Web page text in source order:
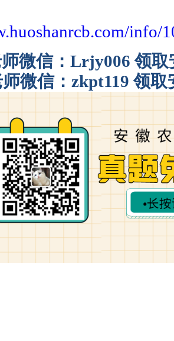
info/
微信：Lrjy006 领
微信：zkpt119 领